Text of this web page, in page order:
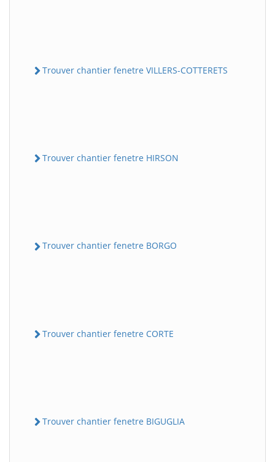
Trouver chantier fenetre VILLERS-COTTERETS
Trouver chantier fenetre HIRSON
Trouver chantier fenetre BORGO
Trouver chantier fenetre CORTE
Trouver chantier fenetre BIGUGLIA